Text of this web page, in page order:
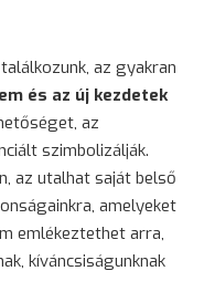
az gyakran
és az új kezdetek
az
szimbolizálják.
az utalhat saját belső
amelyeket
emlékeztethet arra,
kíváncsiságunknak